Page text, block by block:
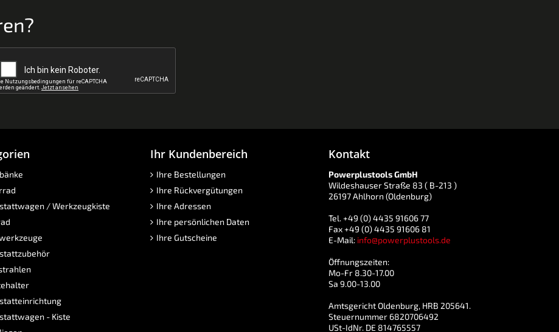
/ Werkzeugkiste
- Kiste
Ihr Kundenbereich
Ihre Bestellungen
Ihre Rückvergütungen
Ihre Adressen
Ihre persönlichen Daten
Ihre Gutscheine
Kontakt
Powerplustools GmbH
Wildeshauser Straße 83 ( B-213 )
26197 Ahlhorn (Oldenburg)
Tel. +49 (0) 4435 91606 77
Fax +49 (0) 4435 91606 81
E-Mail: info@powerplustools.de
Öffnungszeiten:
Mo-Fr 8.30-17.00
Sa 9.00-13.00
Amtsgericht Oldenburg, HRB 205641.
Steuernummer 6820706492
USt-IdNr. DE 814765557